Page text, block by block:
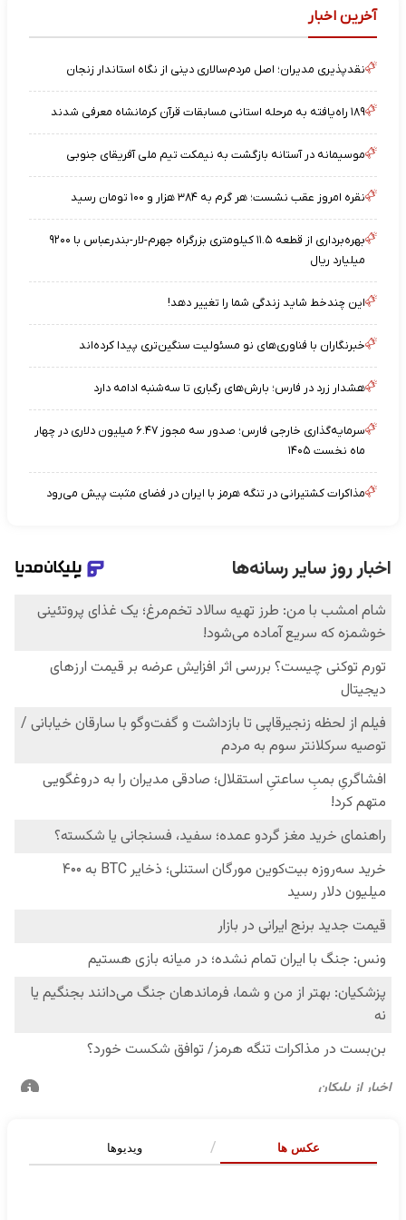
آخرین اخبار
نقدپذیری مدیران؛ اصل مردم‌سالاری دینی از نگاه استاندار زنجان
۱۸۹ راه‌یافته به مرحله استانی مسابقات قرآن کرمانشاه معرفی شدند
موسیمانه در آستانه بازگشت به نیمکت تیم ملی آفریقای جنوبی
نقره امروز عقب نشست؛ هر گرم به ۳۸۴ هزار و ۱۰۰ تومان رسید
بهره‌برداری از قطعه ۱۱.۵ کیلومتری بزرگراه جهرم-لار-بندرعباس با ۹۲۰۰
میلیارد ریال
این چندخط شاید زندگی شما را تغییر دهد!
خبرنگاران با فناوری‌های نو مسئولیت سنگین‌تری پیدا کرده‌اند
هشدار زرد در فارس؛ بارش‌های رگباری تا سه‌شنبه ادامه دارد
سرمایه‌گذاری خارجی فارس؛ صدور سه مجوز ۶.۴۷ میلیون دلاری در چهار
ماه نخست ۱۴۰۵
مذاکرات کشتیرانی در تنگه هرمز با ایران در فضای مثبت پیش می‌رود
عکس ها ویدیوها